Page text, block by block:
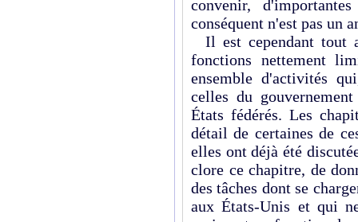
convenir,
conséquent n'est pas un
Il est cependant tout
fonctions nettement
ensemble d'activités
celles du
États fédérés. Les
détail de certaines de
elles ont déjà été
clore ce chapitre, de
des tâches dont se
aux États-Unis et qui